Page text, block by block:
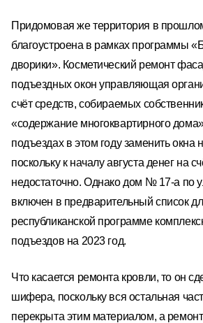
Придомовая же территория в
благоустроена в рамках программы
дворики». Косметический ремонт
подъездных окон управляющая
счёт средств, собираемых
«содержание многоквартирного
подъездах в этом году заменить окна
поскольку к началу августа денег на
недостаточно. Однако дом № 17-а по
включен в предварительный список
республиканской программе
подъездов на 2023 год.
Что касается ремонта кровли, то он
шифера, поскольку вся остальная
перекрыта этим материалом, а